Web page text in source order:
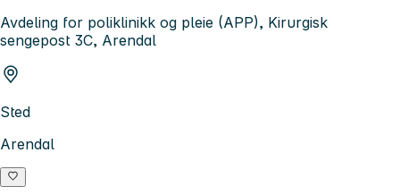
Avdeling for poliklinikk og pleie (APP), Kirurgisk
sengepost 3C, Arendal
Sted
Arendal